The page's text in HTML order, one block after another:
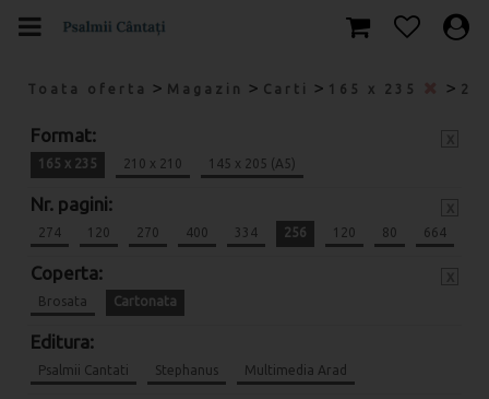
Toata oferta > Magazin > Carti > 165 x 235 >
Format:
165 x 235 210 x 210 145 x 205 (A5)
Nr. pagini:
274 120 270 400 334 256 120 80 664
Coperta:
Brosata Cartonata
Editura:
Psalmii Cantati Stephanus Multimedia Arad